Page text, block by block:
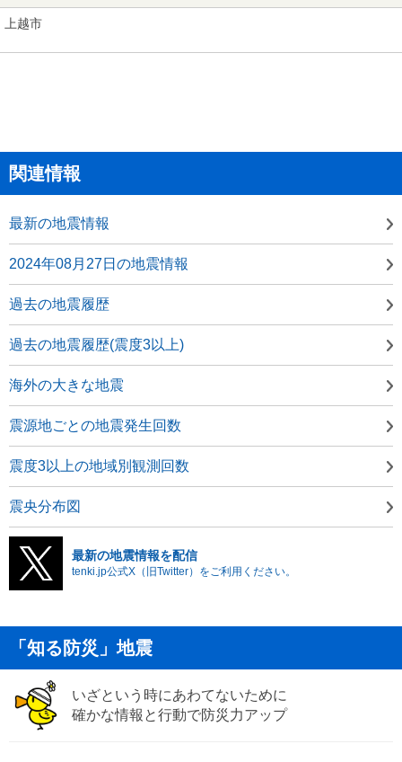
上越市
関連情報
最新の地震情報
2024年08月27日の地震情報
過去の地震履歴
過去の地震履歴(震度3以上)
海外の大きな地震
震源地ごとの地震発生回数
震度3以上の地域別観測回数
震央分布図
最新の地震情報を配信
tenki.jp公式X（旧Twitter）をご利用ください。
「知る防災」地震
いざという時にあわてないために
確かな情報と行動で防災力アップ